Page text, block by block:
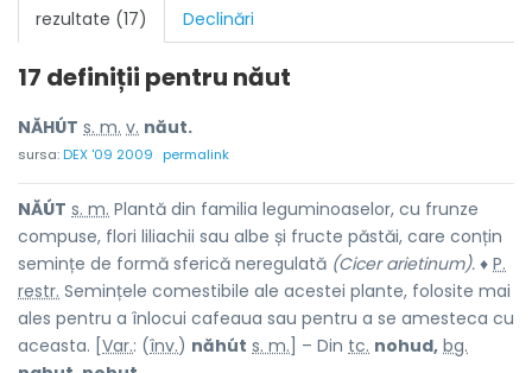
rezultate (17) Declinări
17 definiții pentru năut
NĂHÚT s. m. v. năut.
sursa:DEX '09 2009 permalink
NĂÚT s. m. Plantă din familia leguminoaselor, cu frunze
compuse, flori liliachii sau albe și fructe păstăi, care conțin
semințe de formă sferică neregulată (Cicer arietinum). ♦ P.
restr. Semințele comestibile ale acestei plante, folosite mai
ales pentru a înlocui cafeaua sau pentru a se amesteca cu
aceasta. [ Var.: (înv.) năhút s. m. ] – Din tc. nohud, bg.